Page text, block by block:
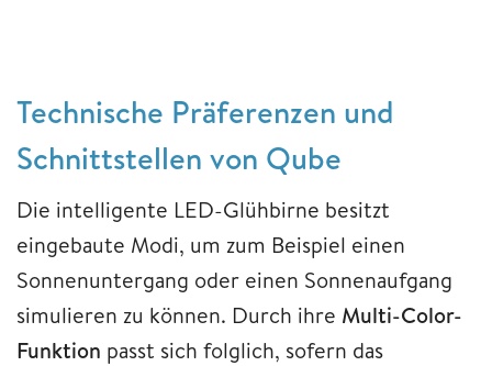
Technische Präferenzen und
Schnittstellen von Qube
Die intelligente LED-Glühbirne besitzt
eingebaute Modi, um zum Beispiel einen
Sonnenuntergang oder einen Sonnenaufgang
simulieren zu können. Durch ihre Multi-Color-
Funktion passt sich folglich, sofern das